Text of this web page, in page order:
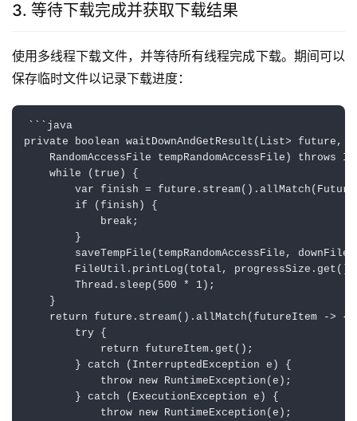
3. 等待下载完成并获取下载结果
使用多线程下载文件，并等待所有线程完成下载。期间可以
保存临时文件以记录下载进度：
```java
private boolean waitDownAndGetResult(List> future,
RandomAccessFile tempRandomAccessFile) throws
    while (true) {
var finish =
        if (finish) {
            break;
        }
saveTempFile(tempRandomAccessFile,
FileUtil.printLog(total,
        Thread.sleep(500 * 1);
    }
    return future.stream().allMatch(futureItem -> {
        try {
            return futureItem.get();
        } catch (InterruptedException e) {
            throw new RuntimeException(e);
        } catch (ExecutionException e) {
            throw new RuntimeException(e);